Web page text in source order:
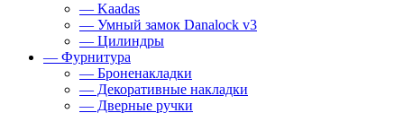
— Kaadas
— Умный замок Danalock v3
— Цилиндры
— Фурнитура
— Броненакладки
— Декоративные накладки
— Дверные ручки